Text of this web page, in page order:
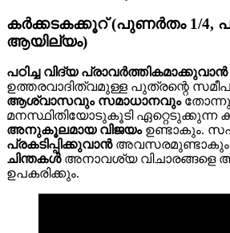
കർക്കടകക്കൂറ് (പുണർതം 1/4,
ആയില്യം)
പഠിച്ച വിദ്യ
ഉത്തരവാദിത്വമുള്ള പുത്രന്റെ
ആശ്വാസവും സമാധാനവും
മനസ്ഥിതിയോടുകൂടി ഏറ്റെടുക്കുന്ന
അനുകൂലമായ വിജയംഉണ്ടാകും.
പ്രകടിപ്പിക്കുവാൻ
ചിന്തകൾഅനാവശ്യ വിചാരങ്ങളെ
ഉപകരിക്കും.